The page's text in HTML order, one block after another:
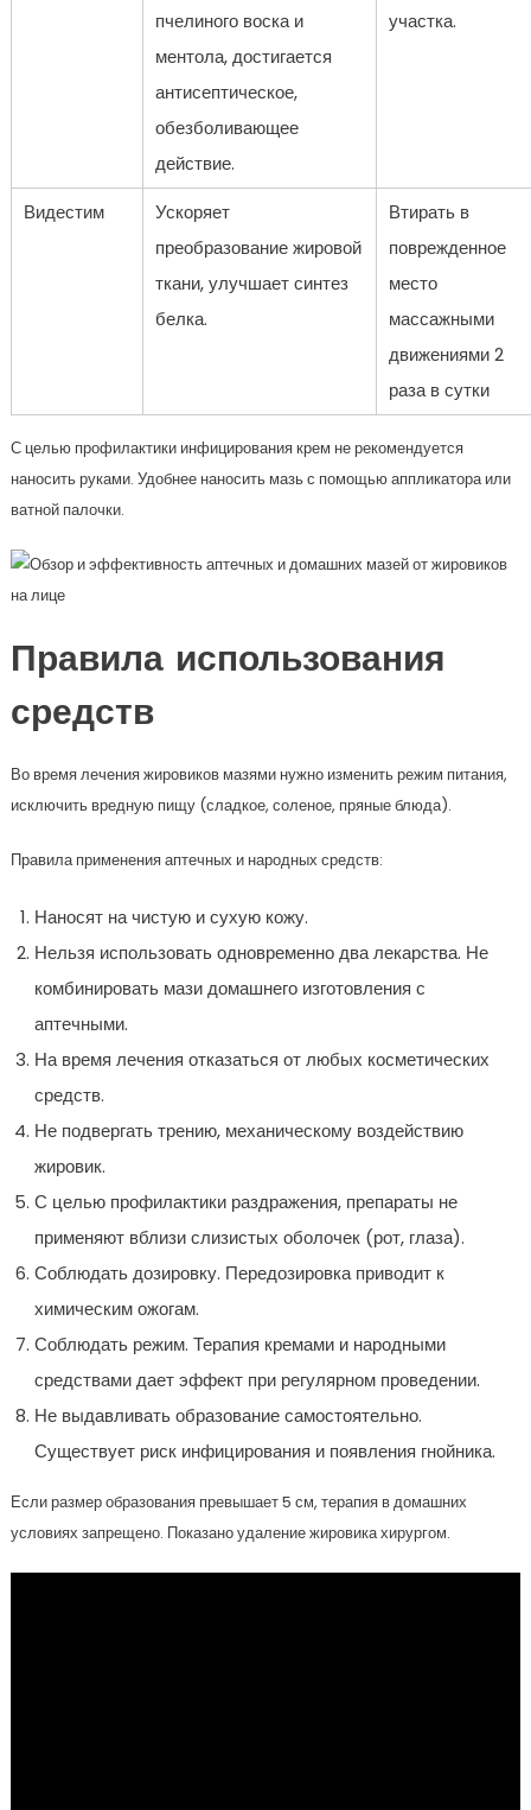
пчелиного воска и
ментола, достигается
антисептическое,
обезболивающее
действие.
участка.
Видестим
Ускоряет
преобразование жировой
ткани, улучшает синтез
белка.
Втирать в
поврежденное
место
массажными
движениями 2
раза в сутки
С целью профилактики инфицирования крем не рекомендуется
наносить руками. Удобнее наносить мазь с помощью аппликатора или
ватной палочки.
Правила использования
средств
Во время лечения жировиков мазями нужно изменить режим питания,
исключить вредную пищу (сладкое, соленое, пряные блюда).
Правила применения аптечных и народных средств:
Наносят на чистую и сухую кожу.
Нельзя использовать одновременно два лекарства. Не
комбинировать мази домашнего изготовления с
аптечными.
На время лечения отказаться от любых косметических
средств.
Не подвергать трению, механическому воздействию
жировик.
С целью профилактики раздражения, препараты не
применяют вблизи слизистых оболочек (рот, глаза).
Соблюдать дозировку. Передозировка приводит к
химическим ожогам.
Соблюдать режим. Терапия кремами и народными
средствами дает эффект при регулярном проведении.
Не выдавливать образование самостоятельно.
Существует риск инфицирования и появления гнойника.
Если размер образования превышает 5 см, терапия в домашних
условиях запрещено. Показано удаление жировика хирургом.